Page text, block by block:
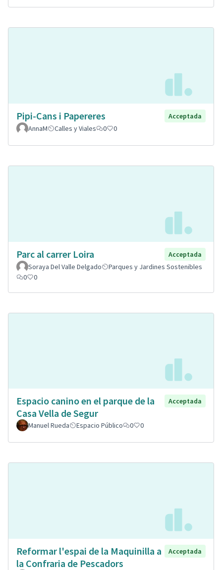
Pipi-Cans i Papereres
Acceptada
AnnaM
Calles y Viales 0 0
Parc al carrer Loira
Acceptada
Soraya Del Valle Delgado
Parques y Jardines Sostenibles
0
0
Espacio canino en el parque de la
Casa Vella de Segur
Acceptada
Manuel Rueda Espacio Público 0 0
Reformar l'espai de la Maquinilla a
la Confraria de Pescadors
Acceptada